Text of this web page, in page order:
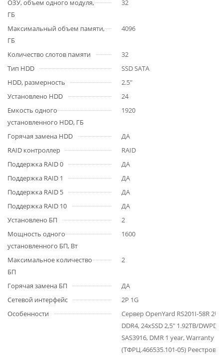
ОЗУ, объем одного модуля,
ГБ
32
Максимальный объем памяти,
ГБ
4096
Количество слотов памяти
32
Тип HDD
SSD SATA
HDD, размерность
2.5"
Установлено HDD
24
Емкость одного
установленного HDD, ГБ
1920
Горячая замена HDD
ДА
RAID контроллер
RAID
Поддержка RAID 0
ДА
Поддержка RAID 1
ДА
Поддержка RAID 5
ДА
Поддержка RAID 10
ДА
Установлено БП
2
Мощность одного
установленного БП, Вт
1600
Максимальное количество
БП
2
Горячая замена БП
ДА
Сетевой интерфейс
2P 1G
Особенности
Сервер OpenYard RS201I-58R 2U,
DDR4, 24xSSD 2,5" 1.92TB/
SAS3916, DMR 1 year, Warranty 1
(ТФРЦ.466535.101-05)